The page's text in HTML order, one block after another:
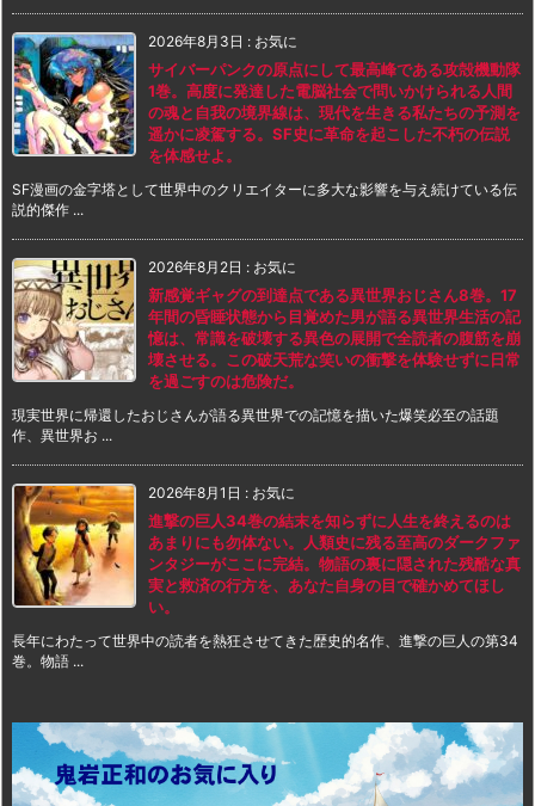
2026年8月3日 : お気に
サイバーパンクの原点にして最高峰である攻殻機動隊
1巻。高度に発達した電脳社会で問いかけられる人間
の魂と自我の境界線は、現代を生きる私たちの予測を
遥かに凌駕する。SF史に革命を起こした不朽の伝説
を体感せよ。
SF漫画の金字塔として世界中のクリエイターに多大な影響を与え続けている伝
説的傑作 ...
2026年8月2日 : お気に
新感覚ギャグの到達点である異世界おじさん8巻。17
年間の昏睡状態から目覚めた男が語る異世界生活の記
憶は、常識を破壊する異色の展開で全読者の腹筋を崩
壊させる。この破天荒な笑いの衝撃を体験せずに日常
を過ごすのは危険だ。
現実世界に帰還したおじさんが語る異世界での記憶を描いた爆笑必至の話題
作、異世界お ...
2026年8月1日 : お気に
進撃の巨人34巻の結末を知らずに人生を終えるのは
あまりにも勿体ない。人類史に残る至高のダークファ
ンタジーがここに完結。物語の裏に隠された残酷な真
実と救済の行方を、あなた自身の目で確かめてほし
い。
長年にわたって世界中の読者を熱狂させてきた歴史的名作、進撃の巨人の第34
巻。物語 ...